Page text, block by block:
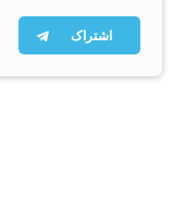
اشتراک